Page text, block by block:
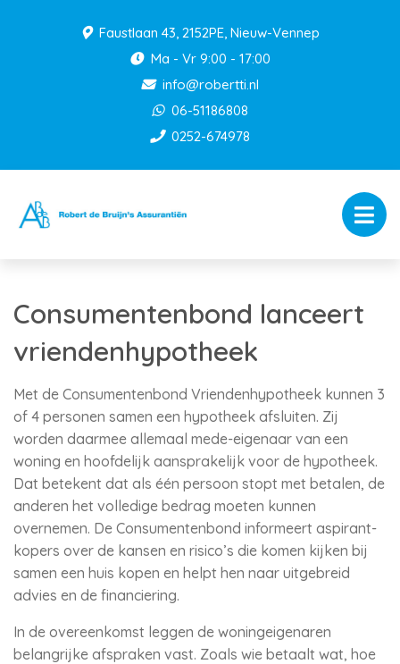
Faustlaan 43, 2152PE, Nieuw-Vennep
Ma - Vr 9:00 - 17:00
info@robertti.nl
06-51186808
0252-674978
Consumentenbond lanceert
vriendenhypotheek
Met de Consumentenbond Vriendenhypotheek kunnen 3
of 4 personen samen een hypotheek afsluiten. Zij
worden daarmee allemaal mede-eigenaar van een
woning en hoofdelijk aansprakelijk voor de hypotheek.
Dat betekent dat als één persoon stopt met betalen, de
anderen het volledige bedrag moeten kunnen
overnemen. De Consumentenbond informeert aspirant-
kopers over de kansen en risico’s die komen kijken bij
samen een huis kopen en helpt hen naar uitgebreid
advies en de financiering.
In de overeenkomst leggen de woningeigenaren
belangrijke afspraken vast. Zoals wie betaalt wat, hoe